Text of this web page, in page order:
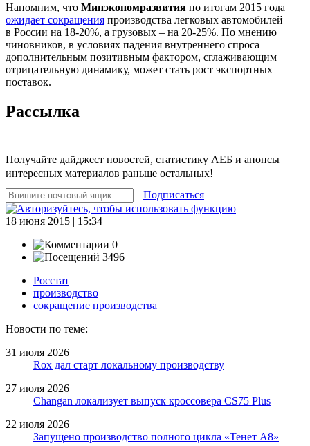
Напомним, что Минэкономразвития по итогам 2015 года
ожидает сокращения производства легковых автомобилей
в России на 18-20%, а грузовых – на 20-25%. По мнению
чиновников, в условиях падения внутреннего спроса
дополнительным позитивным фактором, сглаживающим
отрицательную динамику, может стать рост экспортных
поставок.
Рассылка
Получайте дайджест новостей, статистику АЕБ и анонсы
интересных материалов раньше остальных!
Подписаться
18 июня 2015 | 15:34
0
3496
Росстат
производство
сокращение производства
Новости по теме:
31 июля 2026
Rox дал старт локальному производству
27 июля 2026
Changan локализует выпуск кроссовера CS75 Plus
22 июля 2026
Запущено производство полного цикла «Тенет A8»